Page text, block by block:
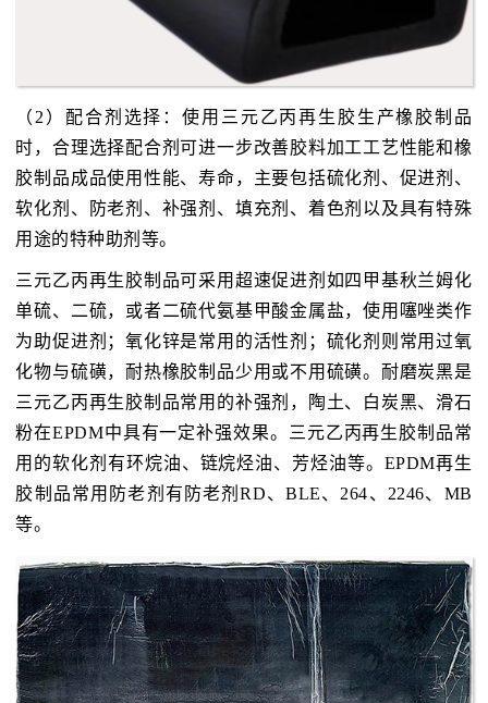
（2）配合剂选择：使用三元乙丙再生胶生产橡胶制品
时，合理选择配合剂可进一步改善胶料加工工艺性能和橡
胶制品成品使用性能、寿命，主要包括硫化剂、促进剂、
软化剂、防老剂、补强剂、填充剂、着色剂以及具有特殊
用途的特种助剂等。
三元乙丙再生胶制品可采用超速促进剂如四甲基秋兰姆化
单硫、二硫，或者二硫代氨基甲酸金属盐，使用噻唑类作
为助促进剂；氧化锌是常用的活性剂；硫化剂则常用过氧
化物与硫磺，耐热橡胶制品少用或不用硫磺。耐磨炭黑是
三元乙丙再生胶制品常用的补强剂，陶土、白炭黑、滑石
粉在EPDM中具有一定补强效果。三元乙丙再生胶制品常
用的软化剂有环烷油、链烷烃油、芳烃油等。EPDM再生
胶制品常用防老剂有防老剂RD、BLE、264、2246、MB
等。